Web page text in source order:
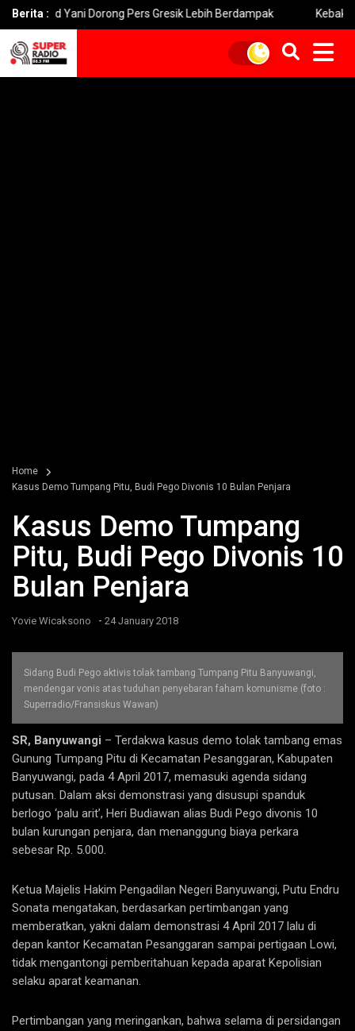
Berita :
Yani Dorong Pers Gresik Lebih Berdampak Kebakaran
Home
Kasus Demo Tumpang Pitu, Budi Pego Divonis 10 Bulan Penjara
Kasus Demo Tumpang
Pitu, Budi Pego Divonis 10
Bulan Penjara
Yovie Wicaksono - 24 January 2018
Sidang Budi Pego aktivis tolak tambang Tumpang Pitu Banyuwangi,
mendengar vonis atas tuduhan penyebaran faham komunisme (foto :
Superradio/Fransiskus Wawan)
SR, Banyuwangi – Terdakwa kasus demo tolak tambang emas
Gunung Tumpang Pitu di Kecamatan Pesanggaran, Kabupaten
Banyuwangi, pada 4 April 2017, memasuki agenda sidang
putusan. Dalam aksi demonstrasi yang disusupi spanduk
berlogo ‘palu arit’, Heri Budiawan alias Budi Pego divonis 10
bulan kurungan penjara, dan menanggung biaya perkara
sebesar Rp. 5.000.
Ketua Majelis Hakim Pengadilan Negeri Banyuwangi, Putu Endru
Sonata mengatakan, berdasarkan pertimbangan yang
memberatkan, yakni dalam demonstrasi 4 April 2017 lalu di
depan kantor Kecamatan Pesanggaran sampai pertigaan Lowi,
tidak mengantongi pemberitahuan kepada aparat Kepolisian
selaku aparat keamanan.
Pertimbangan yang meringankan, bahwa selama di persidangan